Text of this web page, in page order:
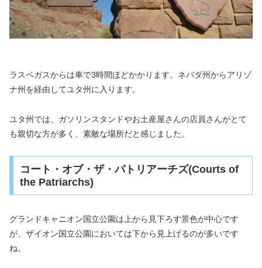
ラスベガスからは車で3時間ほどかかります。ネバダ州からアリゾ
ナ州を経由してユタ州に入ります。
ユタ州では、ガソリンスタンドやお土産屋さんの店員さんがとて
も親切な方が多く、素敵な場所だと感じました。
コート・オブ・ザ・パトリアーチズ(Courts of
the Patriarchs)
グランドキャニオン国立公園は上から見下ろす景色が中心です
が、ザイオン国立公園においては下から見上げるのが多いです
ね。